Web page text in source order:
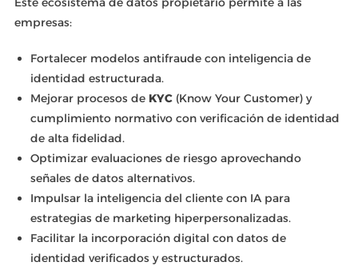
empresas:
Fortalecer modelos antifraude con inteligencia de
identidad estructurada.
Mejorar procesos de KYC(Know Your Customer) y
cumplimiento normativo con verificación de identidad
de alta fidelidad.
Optimizar evaluaciones de riesgo aprovechando
señales de datos alternativos.
Impulsar la inteligencia del cliente con IA para
estrategias de marketing hiperpersonalizadas.
Facilitar la incorporación digital con datos de
identidad verificados y estructurados.